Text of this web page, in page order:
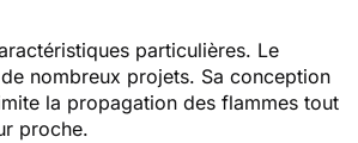
particulières. Le
nombreux projets. Sa conception
la propagation des flammes tout
proche.